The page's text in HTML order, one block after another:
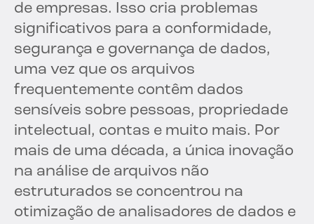
de empresas. Isso cria problemas
significativos para a conformidade,
segurança e governança de dados,
uma vez que os arquivos
frequentemente contêm dados
sensíveis sobre pessoas, propriedade
intelectual, contas e muito mais. Por
mais de uma década, a única inovação
na análise de arquivos não
estruturados se concentrou na
otimização de analisadores de dados e